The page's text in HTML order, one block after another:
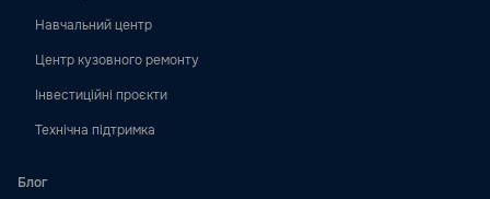
Навчальний центр
Центр кузовного ремонту
Інвестиційні проєкти
Технічна підтримка
Блог